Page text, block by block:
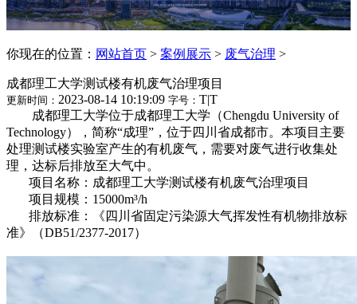
你现在的位置： 网站首页 > 案例展示 > 废气治理 >
成都理工大学测试楼有机废气治理项目
更新时间： 2023-08-14 10:19:09 字号： T|T
成都理工大学位于成都理工大学（Chengdu University of
Technology），简称“成理”，位于四川省成都市。本项目主要
处理测试楼实验室产生的有机废气， 需要对废气进行收集处
理，达标后排放至大气中。
项目名称：成都理工大学测试楼有机废气治理项目
项目规模：15000m³/h
排放标准：《四川省固定污染源大气挥发性有机物排放标
准》（DB51/2377-2017）